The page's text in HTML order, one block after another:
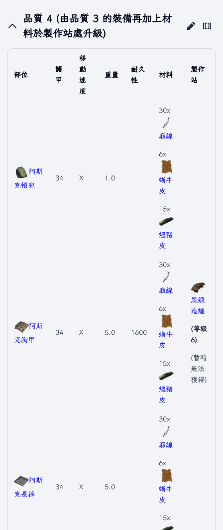
品質 4 (由品質 3 的裝備再加上材
料於製作站處升級)
部位
護
甲
移
動
速
度
重量
耐久
性
材料
製作
站
阿斯
克帽兜
34 X 1.0
1600
30x
麻線
6x
蜥牛
皮
15x
燼豬
皮
黑鍛
造爐
(等級
6)
(暫時
無法
獲得)
阿斯
克胸甲
34 X 5.0
30x
麻線
6x
蜥牛
皮
15x
燼豬
皮
阿斯
克長褲
34 X 5.0
30x
麻線
6x
蜥牛
皮
15x